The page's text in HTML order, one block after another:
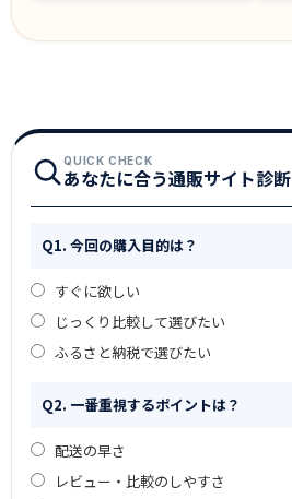
QUICK CHECK
あなたに合う通販サイト診断
Q1. 今回の購入目的は？
すぐに欲しい
じっくり比較して選びたい
ふるさと納税で選びたい
Q2. 一番重視するポイントは？
配送の早さ
レビュー・比較のしやすさ